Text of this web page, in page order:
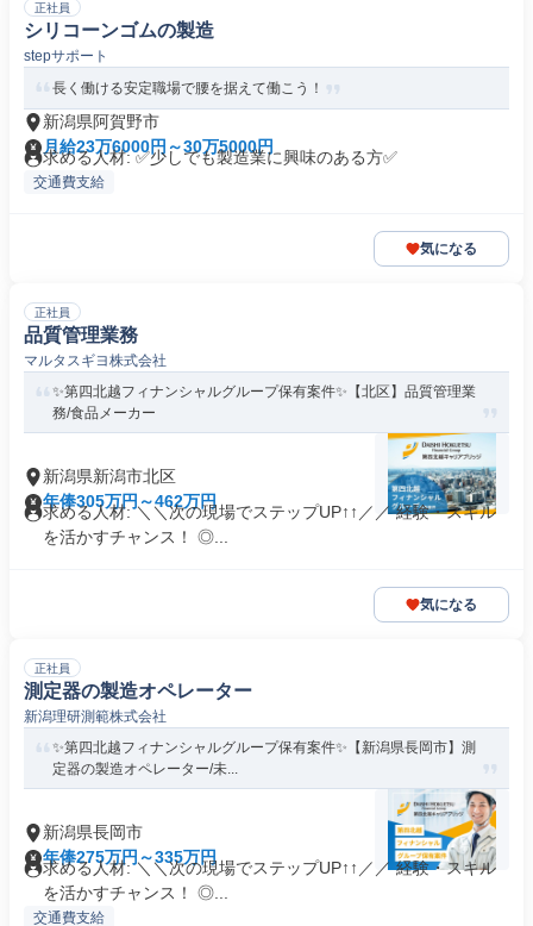
正社員
シリコーンゴムの製造
stepサポート
長く働ける安定職場で腰を据えて働こう！
新潟県阿賀野市
月給23万6000円～30万5000円
求める人材: ✅少しでも製造業に興味のある方✅
交通費支給
気になる
正社員
品質管理業務
マルタスギヨ株式会社
✨️第四北越フィナンシャルグループ保有案件✨️【北区】品質管理業
務/食品メーカー
新潟県新潟市北区
年俸305万円～462万円
求める人材: ＼＼次の現場でステップUP↑↑／／ 経験・スキル
を活かすチャンス！ ◎...
気になる
正社員
測定器の製造オペレーター
新潟理研測範株式会社
✨️第四北越フィナンシャルグループ保有案件✨️【新潟県長岡市】測
定器の製造オペレーター/未...
新潟県長岡市
年俸275万円～335万円
求める人材: ＼＼次の現場でステップUP↑↑／／ 経験・スキル
を活かすチャンス！ ◎...
交通費支給